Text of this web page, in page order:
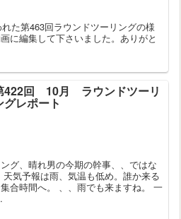
た第463回ラウンドツーリングの様
に編集して下さいました。ありがと
422回 10月 ラウンドツーリ
グレポート
グ、晴れ男の今期の幹事、、ではな
気予報は雨、気温も低め。誰か来る
合時間へ。 、、雨でも来ますね。 一